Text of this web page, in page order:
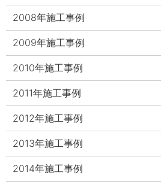
2008年施工事例
2009年施工事例
2010年施工事例
2011年施工事例
2012年施工事例
2013年施工事例
2014年施工事例